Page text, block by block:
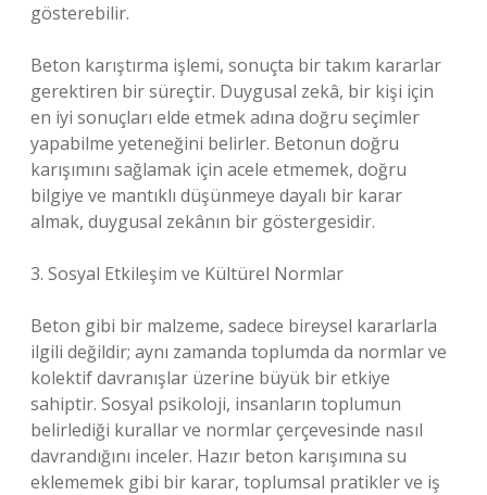
gösterebilir.
Beton karıştırma işlemi, sonuçta bir takım kararlar
gerektiren bir süreçtir. Duygusal zekâ, bir kişi için
en iyi sonuçları elde etmek adına doğru seçimler
yapabilme yeteneğini belirler. Betonun doğru
karışımını sağlamak için acele etmemek, doğru
bilgiye ve mantıklı düşünmeye dayalı bir karar
almak, duygusal zekânın bir göstergesidir.
3. Sosyal Etkileşim ve Kültürel Normlar
Beton gibi bir malzeme, sadece bireysel kararlarla
ilgili değildir; aynı zamanda toplumda da normlar ve
kolektif davranışlar üzerine büyük bir etkiye
sahiptir. Sosyal psikoloji, insanların toplumun
belirlediği kurallar ve normlar çerçevesinde nasıl
davrandığını inceler. Hazır beton karışımına su
eklememek gibi bir karar, toplumsal pratikler ve iş